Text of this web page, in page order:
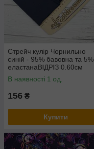
Стрейч кулір Чорнильно
синій - 95% бавовна та 5%
еластанаВІДРІЗ 0.60см
В наявності 1 од.
156 ₴
Купити